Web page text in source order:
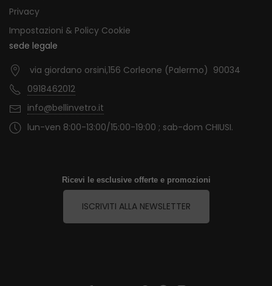
Privacy
Impostazioni & Policy Cookie
sede legale
via giordano orsini,156 Corleone (Palermo) 90034
0918462012
info@bellinvetro.it
lun-ven 8:00-13:00/15:00-19:00 ; sab-dom CHIUSI.
Ricevi le esclusive offerte e promozioni
ISCRIVITI ALLA NEWSLETTER